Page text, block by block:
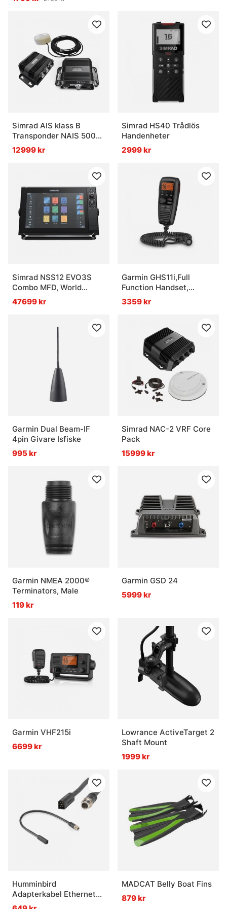
till kundtjänst eller kom in i butiken, så går det att reda ut
utan krusiduller. Lite som att rensa ett trassligt tackel: rätt
ordning gör allt enklare.
Vanliga frågor om marinelektronik & båt
Vad är ett ekolod bra för?
Vad är en elmotor på båt?
Vad är ett kombinationsinstrument med plotter
och ekolod?
Simrad AIS klass B
Transponder NAIS 500
KIT
12999 kr
Simrad HS40 Trådlös
Handenheter
2999 kr
Simrad NSS12 EVO3S
Combo MFD, World
Basemap
47699 kr
Garmin GHS11i,Full
Function Handset,
International
3359 kr
Garmin Dual Beam-IF
4pin Givare Isfiske
995 kr
Simrad NAC-2 VRF Core
Pack
15999 kr
Garmin NMEA 2000®
Terminators, Male
119 kr
Garmin GSD 24
5999 kr
Garmin VHF215i
6699 kr
Lowrance ActiveTarget 2
Shaft Mount
1999 kr
Humminbird
Adapterkabel Ethernet
Anslutning 5 Pin
MADCAT Belly Boat Fins
879 kr